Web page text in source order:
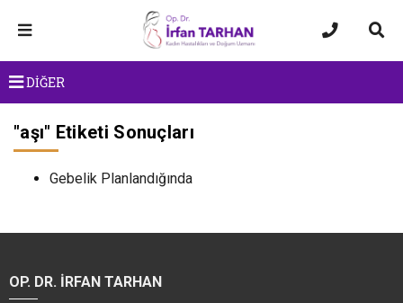
DİĞER
"aşı" Etiketi Sonuçları
Gebelik Planlandığında
OP. DR. İRFAN TARHAN